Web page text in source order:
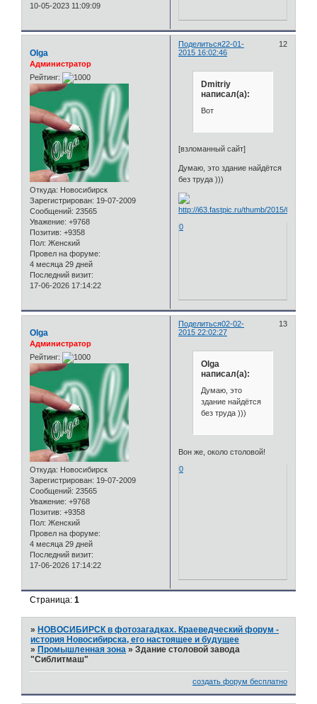
10-05-2023 11:09:09
Поделиться 12
22-01-
2015 16:02:46
Olga
Администратор
Рейтинг:
Откуда: Новосибирск
Зарегистрирован: 19-07-2009
Сообщений: 23565
Уважение: +9768
Позитив: +9358
Пол: Женский
Провел на форуме:
4 месяца 29 дней
Последний визит:
17-06-2026 17:14:22
Dmitriy
написал(а):
Вот
[взломанный сайт]
Думаю, это здание найдётся
без труда )))
0
Поделиться 13
02-02-
2015 22:02:27
Olga
Администратор
Рейтинг:
Откуда: Новосибирск
Зарегистрирован: 19-07-2009
Сообщений: 23565
Уважение: +9768
Позитив: +9358
Пол: Женский
Провел на форуме:
4 месяца 29 дней
Последний визит:
17-06-2026 17:14:22
Olga
написал(а):
Думаю, это
здание найдётся
без труда )))
Вон же, около столовой!
0
Страница:1
» НОВОСИБИРСК в фотозагадках. Краеведческий форум -
история Новосибирска, его настоящее и будущее
» Промышленная зона »Здание столовой завода
"Сиблитмаш"
создать форум бесплатно